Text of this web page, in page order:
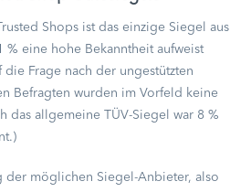
Shops ist das einzige Siegel aus
% eine hohe Bekanntheit aufweist
Frage nach der ungestützten
Befragten wurden im Vorfeld keine
das allgemeine TÜV-Siegel war 8 %
der möglichen Siegel-Anbieter, also